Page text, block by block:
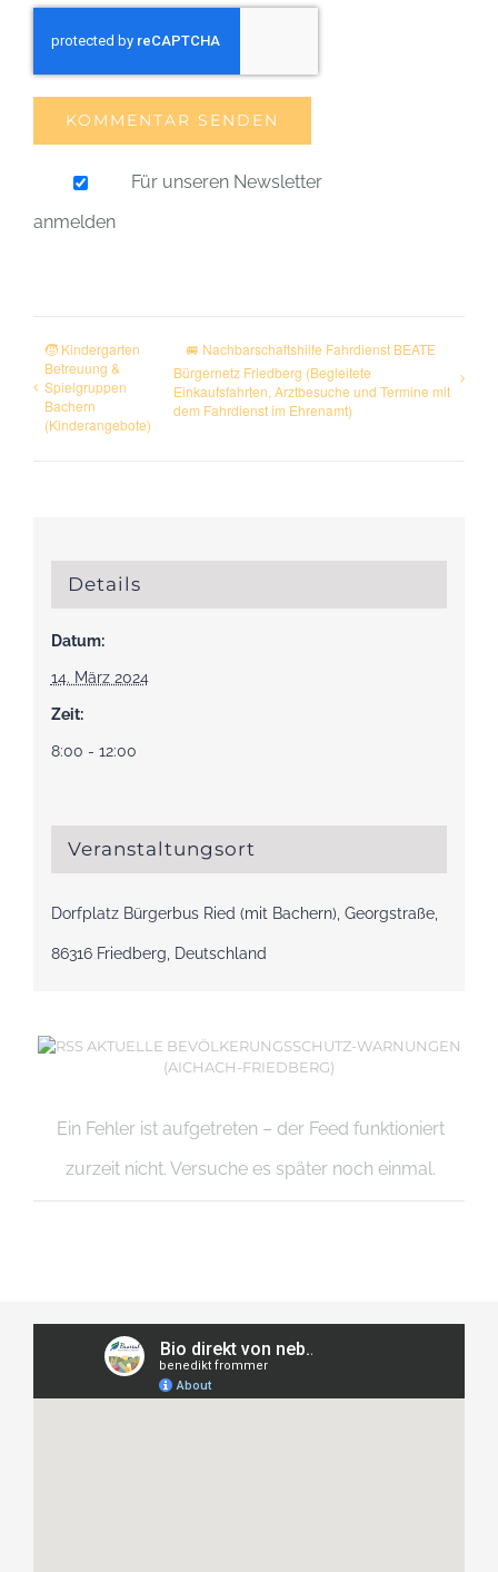
Für unseren Newsletter
anmelden
🧒 Kindergarten
Betreuung &
Spielgruppen
Bachern
(Kinderangebote)
🚐 Nachbarschaftshilfe Fahrdienst BEATE
Bürgernetz Friedberg (Begleitete
Einkaufsfahrten, Arztbesuche und Termine mit
dem Fahrdienst im Ehrenamt)
Details
Datum:
14. März 2024
Zeit:
8:00 - 12:00
Veranstaltungsort
Dorfplatz Bürgerbus Ried (mit Bachern), Georgstraße,
86316 Friedberg, Deutschland
AKTUELLE BEVÖLKERUNGSSCHUTZ-WARNUNGEN
(AICHACH-FRIEDBERG)
Ein Fehler ist aufgetreten – der Feed funktioniert
zurzeit nicht. Versuche es später noch einmal.